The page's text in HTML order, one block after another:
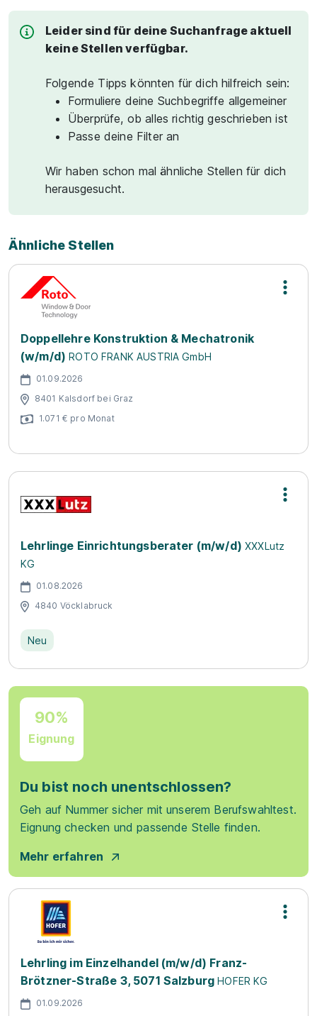
Leider sind für deine Suchanfrage aktuell
keine Stellen verfügbar.
Folgende Tipps könnten für dich hilfreich sein:
Formuliere deine Suchbegriffe allgemeiner
Überprüfe, ob alles richtig geschrieben ist
Passe deine Filter an
Wir haben schon mal ähnliche Stellen für dich
herausgesucht.
Ähnliche Stellen
Doppellehre Konstruktion & Mechatronik
(w/m/d) ROTO FRANK AUSTRIA GmbH
01.09.2026
8401 Kalsdorf bei Graz
1.071 € pro Monat
Lehrlinge Einrichtungsberater (m/w/d) XXXLutz
KG
01.08.2026
4840 Vöcklabruck
Neu
90%
Eignung
Du bist noch unentschlossen?
Geh auf Nummer sicher mit unserem Berufswahltest.
Eignung checken und passende Stelle finden.
Mehr erfahren
Lehrling im Einzelhandel (m/w/d) Franz-
Brötzner-Straße 3, 5071 Salzburg HOFER KG
01.09.2026